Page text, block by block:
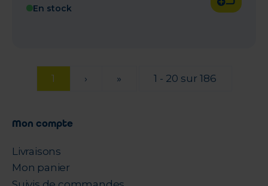
En stock
1 › » 1 - 20 sur 186
Mon compte
Livraisons
Mon panier